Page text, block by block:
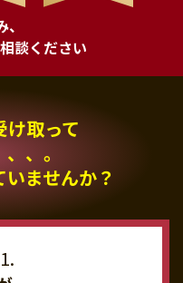
談ください
け取って
、。
ませんか？